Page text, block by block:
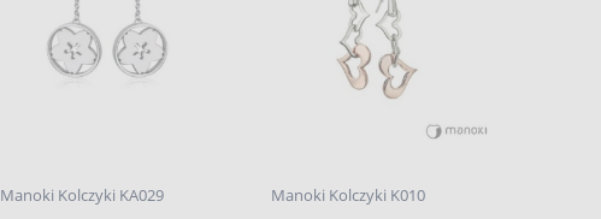
Manoki Kolczyki KA029 Manoki Kolczyki K010